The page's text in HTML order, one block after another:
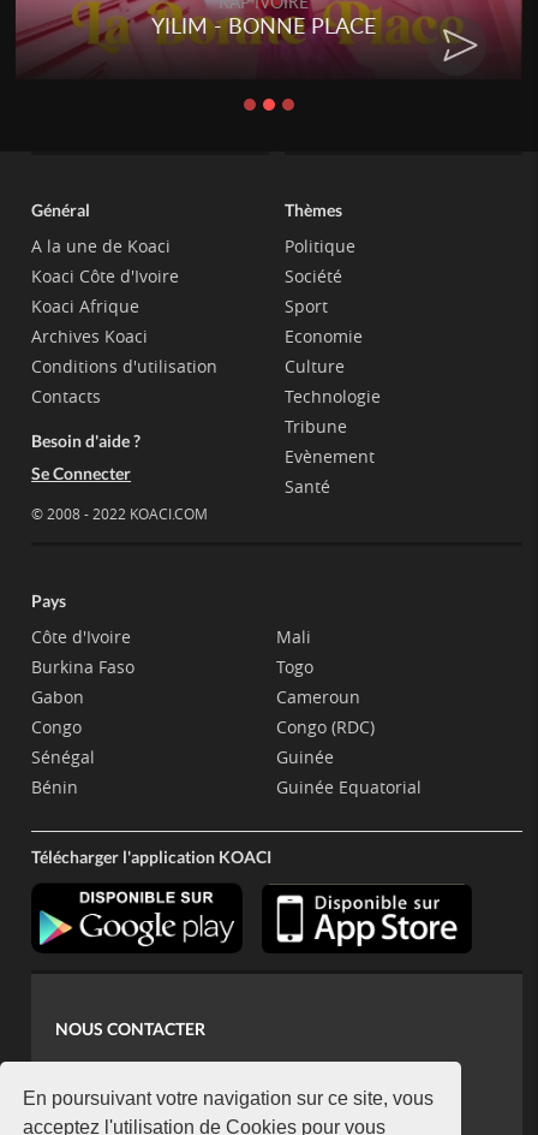
En poursuivant votre navigation sur ce site, vous
acceptez l'utilisation de Cookies pour vous
YILIM - BONNE PLACE
Général
A la une de Koaci
Koaci Côte d'Ivoire
Koaci Afrique
Archives Koaci
Conditions d'utilisation
Contacts
Besoin d'aide ?
Se Connecter
© 2008 - 2022 KOACI.COM
Thèmes
Politique
Société
Sport
Economie
Culture
Technologie
Tribune
Evènement
Santé
Pays
Côte d'Ivoire
Burkina Faso
Gabon
Congo
Sénégal
Bénin
Mali
Togo
Cameroun
Congo (RDC)
Guinée
Guinée Equatorial
Télécharger l'application KOACI
NOUS CONTACTER
koaci@yahoo.fr